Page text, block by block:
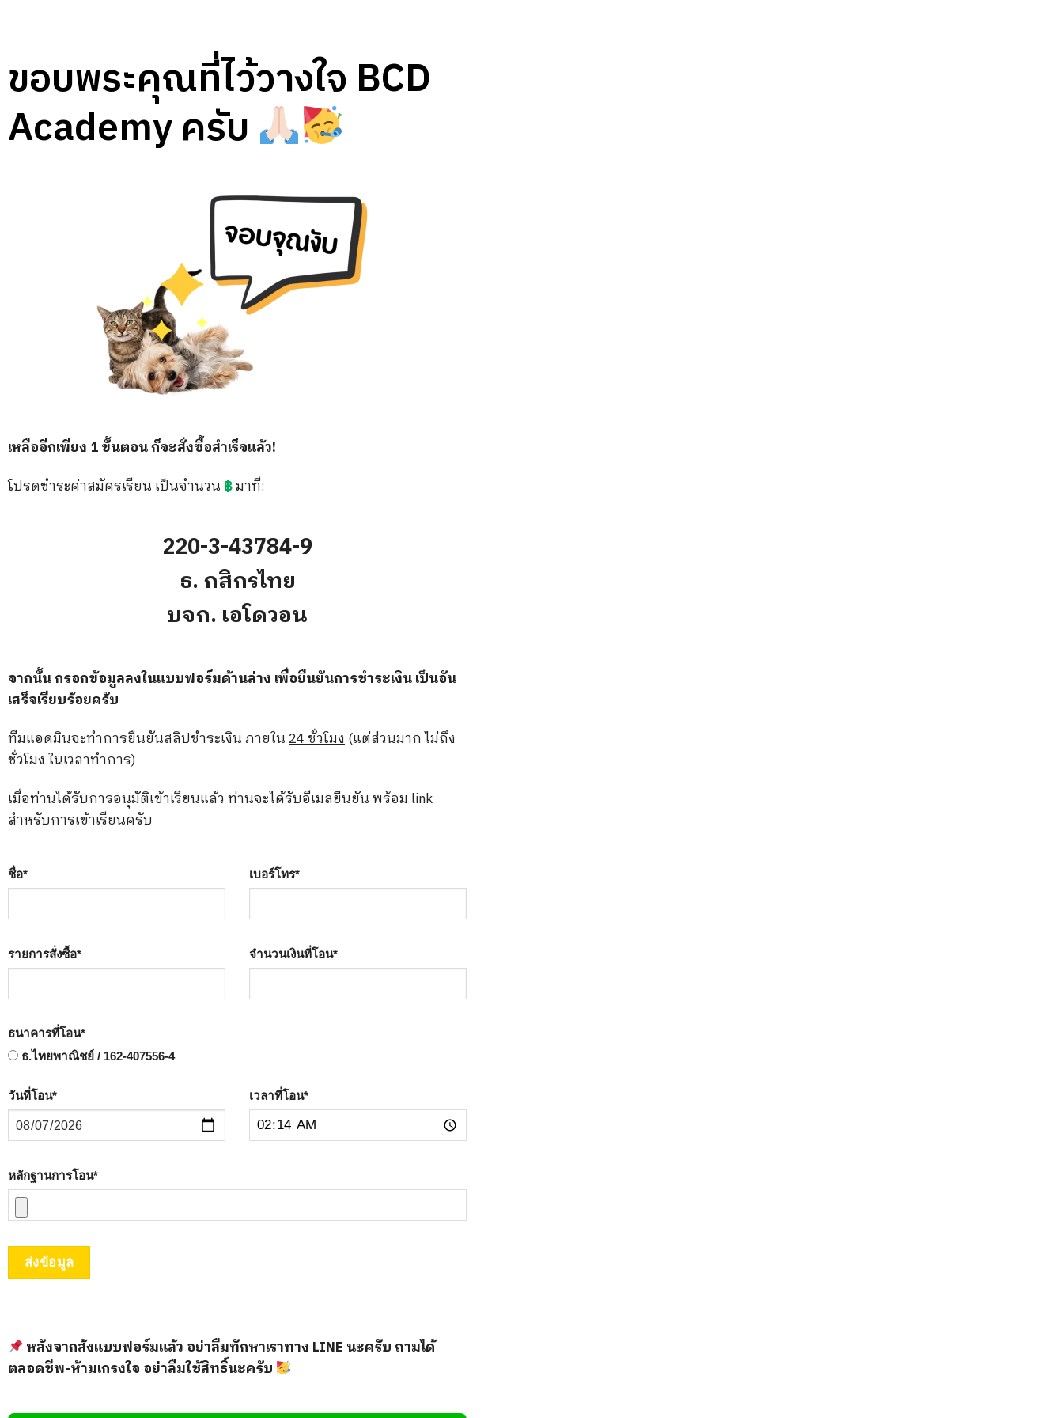
ขอบพระคุณที่ไว้วางใจ BCD
Academy ครับ
เหลืออีกเพียง 1 ขั้นตอน ก็จะสั่งซื้อสำเร็จแล้ว!
โปรดชำระค่าสมัครเรียน เป็นจำนวน ฿มาที่:
220-3-43784-9
ธ. กสิกรไทย
บจก. เอโดวอน
จากนั้น กรอกข้อมูลลงในแบบฟอร์มด้านล่าง เพื่อยืนยันการชำระเงิน เป็นอัน
เสร็จเรียบร้อยครับ
ทีมแอดมินจะทำการยืนยันสลิปชำระเงิน ภายใน24 ชั่วโมง(แต่ส่วนมาก ไม่ถึง
ชั่วโมง ในเวลาทำการ)
เมื่อท่านได้รับการอนุมัติเข้าเรียนแล้ว ท่านจะได้รับอีเมลยืนยัน พร้อม link
สำหรับการเข้าเรียนครับ
ชื่อ* เบอร์โทร*
รายการสั่งซื้อ* จำนวนเงินที่โอน*
ธนาคารที่โอน*
ธ.ไทยพาณิชย์ / 162-407556-4
วันที่โอน* เวลาที่โอน*
หลักฐานการโอน*
ส่งข้อมูล
หลังจากส้งแบบฟอร์มแล้ว อย่าลืมทักหาเราทาง LINE นะครับ ถามได้
ตลอดชีพ-ห้ามเกรงใจ อย่าลืมใช้สิทธิ์นะครับ